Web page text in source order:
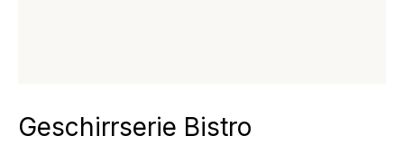
Geschirrserie Bistro